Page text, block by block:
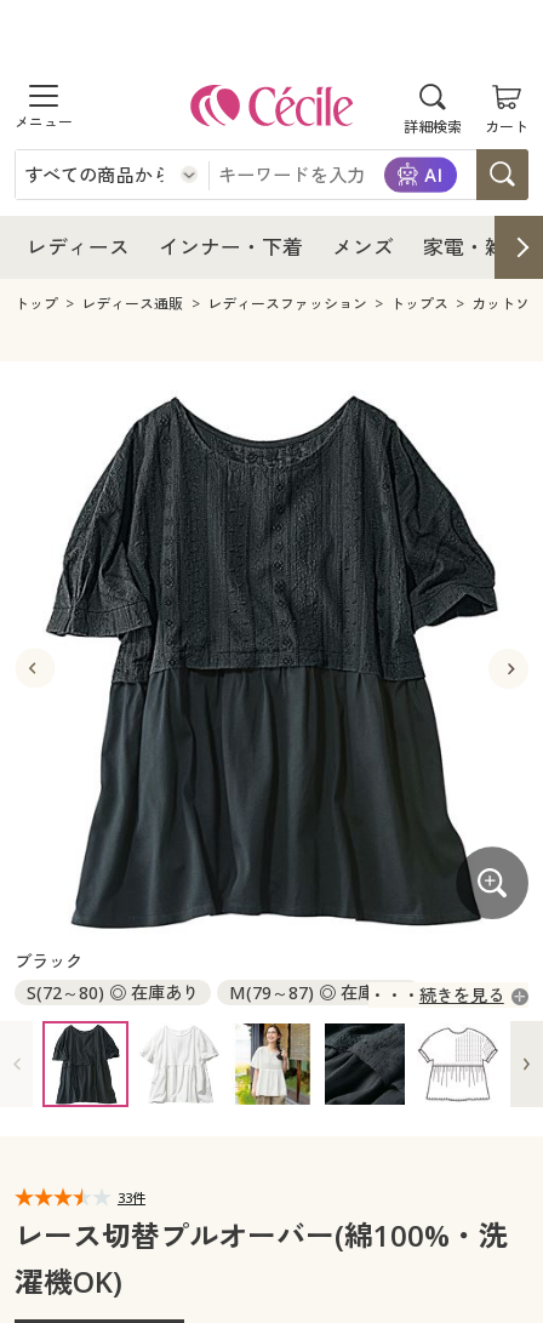
詳細検索 カート
商品を探す
レディース
レディースファッション
インナー・下着
インナー・下着通販すべて
ジュニア・ティーンズ下着
メンズ
メンズファッション
メンズ下着
家電・雑貨すべて
キッチン・雑貨・日用品
寝具・インテリア・家具
寝具・インテリア・家具通販すべて
家具・収納
寝具・ベッド
カーテン・ラグ・ファブリック
美容・健康
美容・健康通販すべて
美容・健康・サプリメント
制服・スクール
制服・スクールすべて
制服・学生服
ジュニア・ティーンズ下着
大きいサイズ
大きいサイズ通販すべて
大きいサイズ レディース服
大きいサイズ レディース下着
大きいサイズ メンズ
大きいサイズ 事務・制服
バーゲンセール
シークレットセール
商品カテゴリ一覧
カタログ
カタログ・チラシからのご注文
デジタルカタログ
カタログ無料プレゼント
マイページ
閲覧履歴
レディース インナー・下着 メンズ 家電・雑貨
レディース
レディース通販すべて
レディースファッション
インナー・下着
インナー・下着通販すべて
ジュニア・ティーンズ下着
メンズ
キッチン・雑貨・日用品
寝具・インテリア・家具通販すべて
家具・収納
寝具・ベッド
カーテン・ラグ・ファブリック
美容・健康通販すべて
美容・健康・サプリメント
制服・スクール
制服・スクールすべて
制服・学生服
ジュニア・ティーンズ下着
大きいサイズ
大きいサイズ通販すべて
大きいサイズ レディース服
大きいサイズ レディース下着
大きいサイズ メンズ
大きいサイズ 事務・制服
バーゲン
バーゲンセール
シークレットセール
商品カテゴリ一覧
カタログ
カタログ・チラシからのご注文
カタログ無料プレゼント
会員メニュー
閲覧履歴
お気に入り
トップ レディース通販 レディースファッション トップス カットソ
ブラック
S(72～80) ◎ 在庫あり
M(79～87) ◎ 在庫あり
L(86～94) ◎ 在庫あり
LL(93～101) ○ 在庫わずか
3L(100～108) × 完売
続きを見る
33件
レース切替プルオーバー(綿100%・洗
濯機OK)